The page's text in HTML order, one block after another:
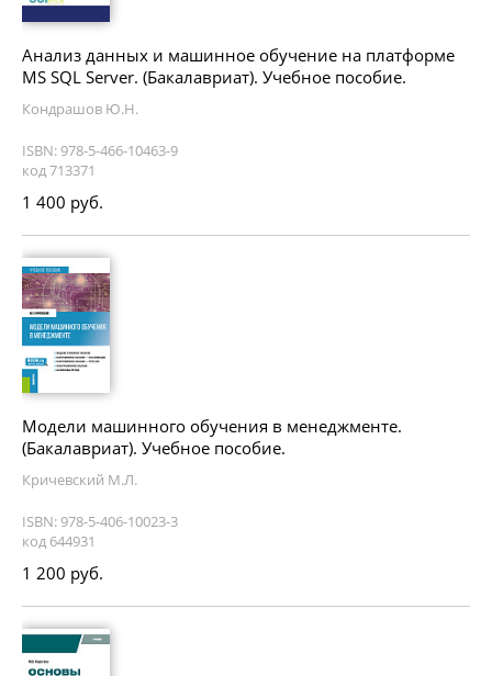
Анализ данных и машинное обучение на платформе
MS SQL Server. (Бакалавриат). Учебное пособие.
Кондрашов Ю.Н.
ISBN: 978-5-466-10463-9
код 713371
1 400 руб.
Модели машинного обучения в менеджменте.
(Бакалавриат). Учебное пособие.
Кричевский М.Л.
ISBN: 978-5-406-10023-3
код 644931
1 200 руб.